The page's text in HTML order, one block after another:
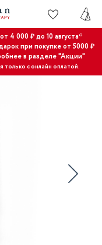
4 000 ₽ до 10 августа*
при покупке от 5000 ₽
в разделе "Акции"
только с онлайн оплатой.